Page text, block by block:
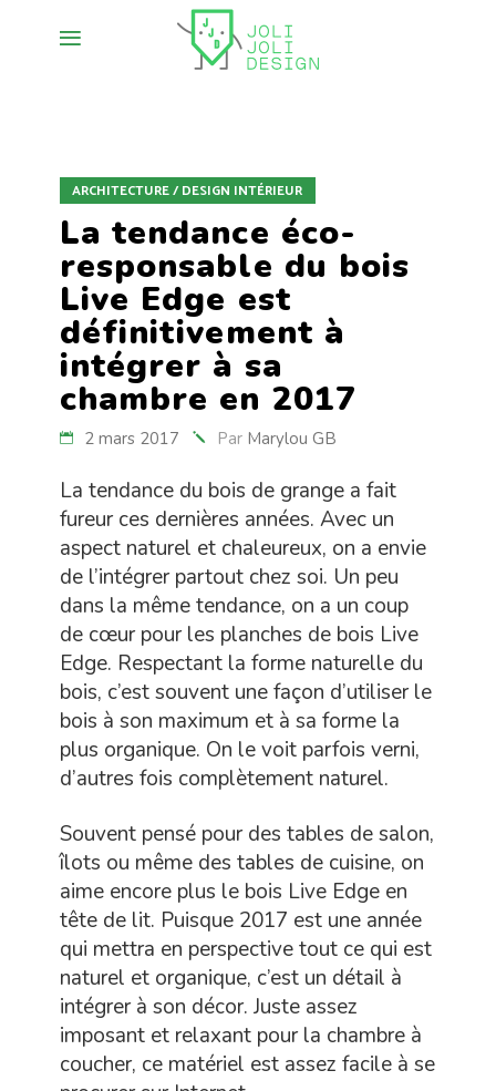
ARCHITECTURE / DESIGN INTÉRIEUR
La tendance éco-
responsable du bois
Live Edge est
définitivement à
intégrer à sa
chambre en 2017
2 mars 2017 Par Marylou GB
La tendance du bois de grange a fait
fureur ces dernières années. Avec un
aspect naturel et chaleureux, on a envie
de l’intégrer partout chez soi. Un peu
dans la même tendance, on a un coup
de cœur pour les planches de bois Live
Edge. Respectant la forme naturelle du
bois, c’est souvent une façon d’utiliser le
bois à son maximum et à sa forme la
plus organique. On le voit parfois verni,
d’autres fois complètement naturel.
Souvent pensé pour des tables de salon,
îlots ou même des tables de cuisine, on
aime encore plus le bois Live Edge en
tête de lit. Puisque 2017 est une année
qui mettra en perspective tout ce qui est
naturel et organique, c’est un détail à
intégrer à son décor. Juste assez
imposant et relaxant pour la chambre à
coucher, ce matériel est assez facile à se